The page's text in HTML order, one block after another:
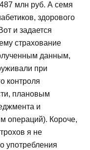
млн руб. А семя
здорового
и задается
страхование
данным,
при
контроля
плановым
и
операций). Короче,
я не
употребления